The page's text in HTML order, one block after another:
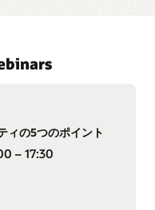
ィの5つのポイント
– 17:30